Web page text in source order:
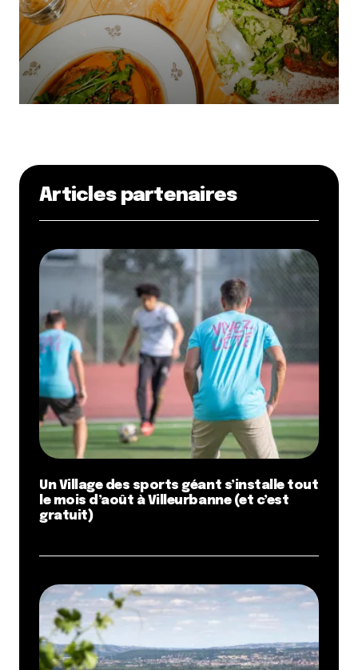
Articles partenaires
Un Village des sports géant s’installe tout
le mois d’août à Villeurbanne (et c’est
gratuit)